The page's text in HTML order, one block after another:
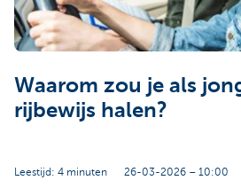
Particulieren
Waarom zou je als
rijbewijs halen?
Leestijd: 4 minuten 26-03-2026 – 10:00